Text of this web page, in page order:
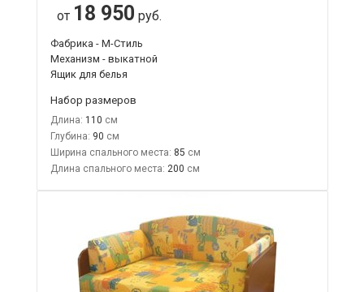
от 18 950 руб.
Фабрика - М-Стиль
Механизм - выкатной
Ящик для белья
Набор размеров
Длина: 110
Глубина: 90
Ширина спального места: 85
Длина спального места: 200